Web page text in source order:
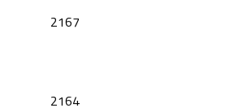
2167
2164